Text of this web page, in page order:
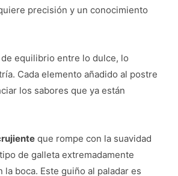
precisión y un conocimiento
equilibrio entre lo dulce, lo
Cada elemento añadido al postre
los sabores que ya están
que rompe con la suavidad
de galleta extremadamente
boca. Este guiño al paladar es